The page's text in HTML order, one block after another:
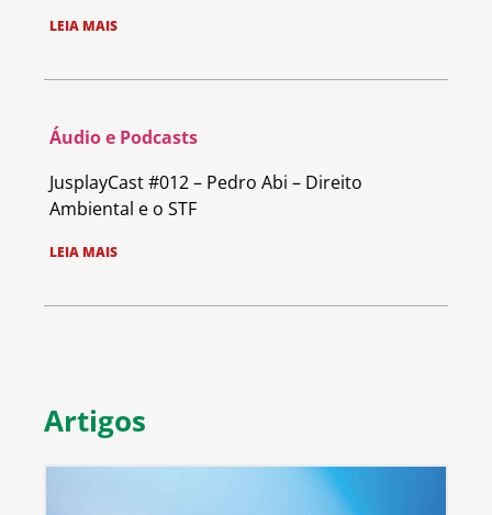
LEIA MAIS
Áudio e Podcasts
JusplayCast #012 – Pedro Abi – Direito
Ambiental e o STF
LEIA MAIS
Artigos